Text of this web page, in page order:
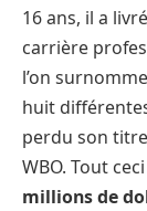
16 ans, il a
carrière
l’on
huit différentes
perdu son
WBO. Tout
millions de